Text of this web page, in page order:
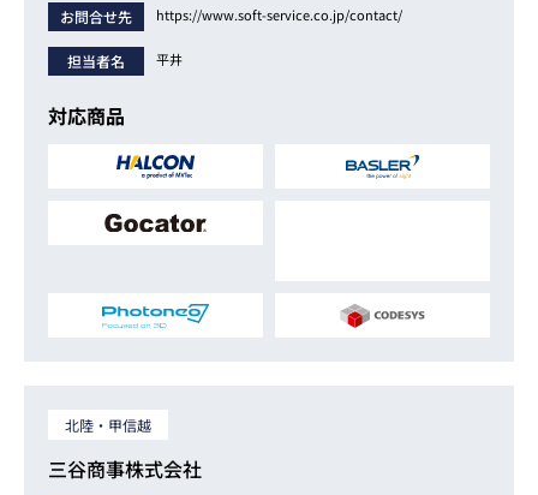
お問合せ先 https://www.soft-service.co.jp/contact/
担当者名 平井
対応商品
北陸・甲信越
三谷商事株式会社